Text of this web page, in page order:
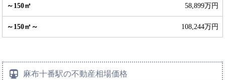
58,899万円
108,244万円
麻布十番駅の不動産相場価格